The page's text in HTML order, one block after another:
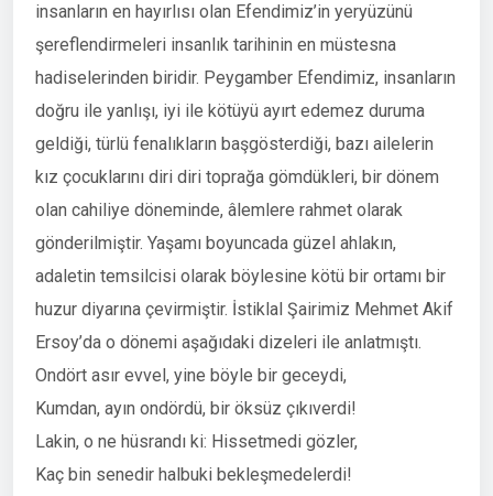
insanların en hayırlısı olan Efendimiz’in yeryüzünü
şereflendirmeleri insanlık tarihinin en müstesna
hadiselerinden biridir. Peygamber Efendimiz, insanların
doğru ile yanlışı, iyi ile kötüyü ayırt edemez duruma
geldiği, türlü fenalıkların başgösterdiği, bazı ailelerin
kız çocuklarını diri diri toprağa gömdükleri, bir dönem
olan cahiliye döneminde, âlemlere rahmet olarak
gönderilmiştir. Yaşamı boyuncada güzel ahlakın,
adaletin temsilcisi olarak böylesine kötü bir ortamı bir
huzur diyarına çevirmiştir. İstiklal Şairimiz Mehmet Akif
Ersoy’da o dönemi aşağıdaki dizeleri ile anlatmıştı.
Ondört asır evvel, yine böyle bir geceydi,
Kumdan, ayın ondördü, bir öksüz çıkıverdi!
Lakin, o ne hüsrandı ki: Hissetmedi gözler,
Kaç bin senedir halbuki bekleşmedelerdi!